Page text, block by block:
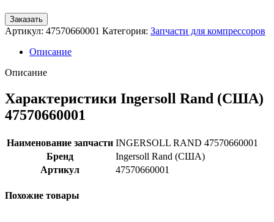
Заказать
Артикул: 47570660001 Категория: Запчасти для компрессоров
Описание
Описание
Характеристики Ingersoll Rand (США)
47570660001
Наименование запчасти INGERSOLL RAND 47570660001
Бренд
Ingersoll Rand (США)
Артикул
47570660001
Похожие товары